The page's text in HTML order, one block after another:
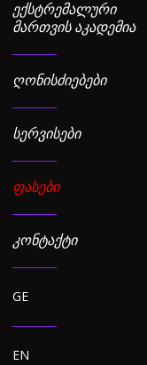
ᲔᲥᲡᲢᲠᲔᲛᲐᲚᲣᲠᲘ
ᲛᲐᲠᲗᲕᲘᲡ ᲐᲙᲐᲓᲔᲛᲘᲐ
ᲦᲝᲜᲘᲡᲫᲘᲔᲑᲔᲑᲘ
ᲡᲔᲠᲕᲘᲡᲔᲑᲘ
ᲤᲐᲡᲔᲑᲘ
ᲙᲝᲜᲢᲐᲥᲢᲘ
GE
EN